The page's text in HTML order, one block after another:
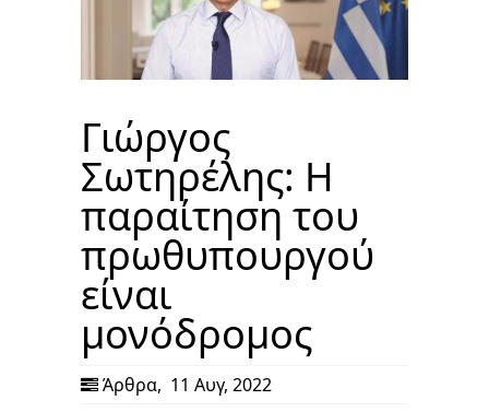
Γιώργος
Σωτηρέλης: Η
παραίτηση του
πρωθυπουργού
είναι
μονόδρομος
Άρθρα, 11 Αυγ, 2022